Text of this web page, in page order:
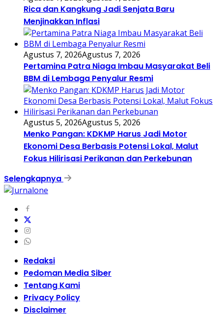
Rica dan Kangkung Jadi Senjata Baru
Menjinakkan Inflasi
Agustus 7, 2026Agustus 7, 2026
Pertamina Patra Niaga Imbau Masyarakat Beli
BBM di Lembaga Penyalur Resmi
Agustus 5, 2026Agustus 5, 2026
Menko Pangan: KDKMP Harus Jadi Motor
Ekonomi Desa Berbasis Potensi Lokal, Malut
Fokus Hilirisasi Perikanan dan Perkebunan
Selengkapnya
Redaksi
Pedoman Media Siber
Tentang Kami
Privacy Policy
Disclaimer